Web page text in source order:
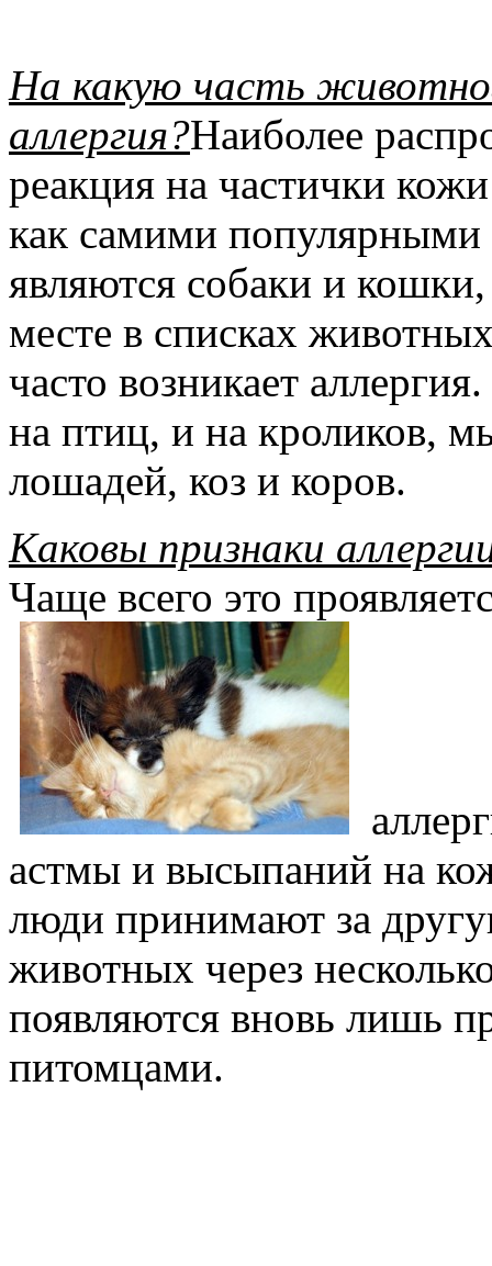
На какую часть
аллергия?Наиболее
реакция на частички
как самими
являются собаки и
месте в списках
часто возникает
на птиц, и на кроликов,
лошадей, коз и коров.
Каковы признаки
Чаще всего это
астмы и высыпаний на
люди принимают за
животных через
появляются вновь лишь
питомцами.